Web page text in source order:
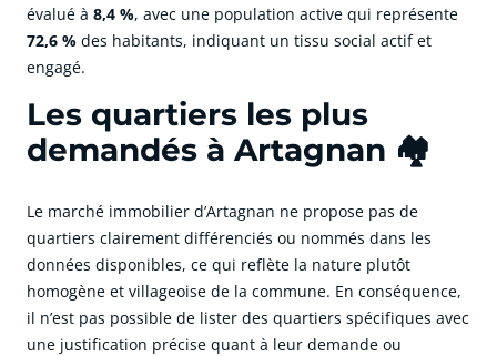
évalué à 8,4 %, avec une population active qui représente
72,6 % des habitants, indiquant un tissu social actif et
engagé.
Les quartiers les plus
demandés à Artagnan 🏘️
Le marché immobilier d’Artagnan ne propose pas de
quartiers clairement différenciés ou nommés dans les
données disponibles, ce qui reflète la nature plutôt
homogène et villageoise de la commune. En conséquence,
il n’est pas possible de lister des quartiers spécifiques avec
une justification précise quant à leur demande ou